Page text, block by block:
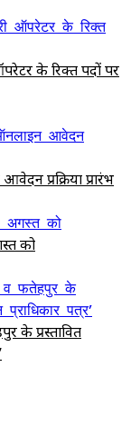
के रिक्त पदों पर
प्रक्रिया प्रारंभ
को
के प्रस्तावित